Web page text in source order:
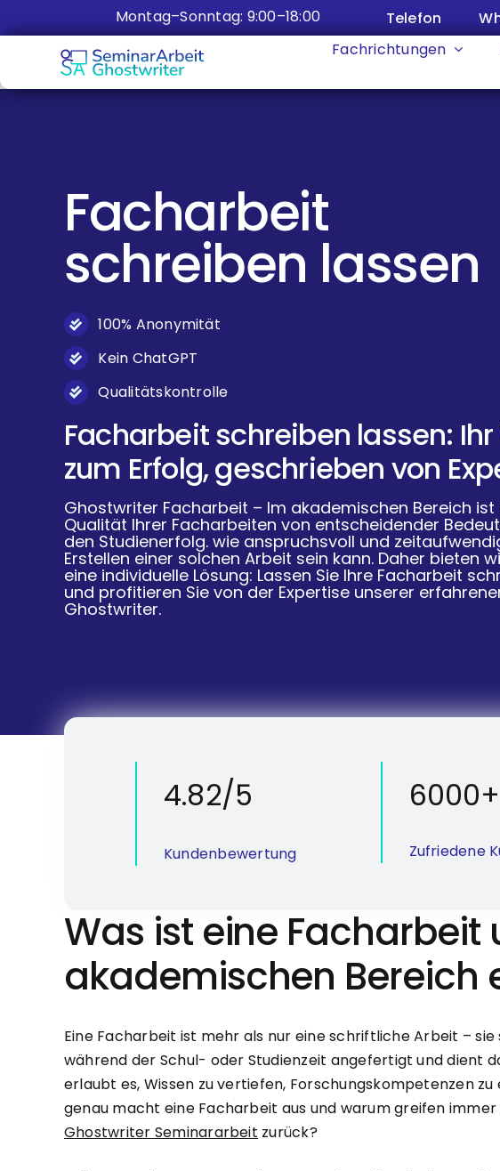
Inhalt
springen
Montag–Sonntag: 9:00–18:00 Telefon
Fachrichtungen
Facharbeit
schreiben lassen
100% Anonymität
Kein ChatGPT
Qualitätskontrolle
Facharbeit schreiben lassen:
zum Erfolg, geschrieben von
Ghostwriter Facharbeit – Im akademischen Bereich ist
Qualität Ihrer Facharbeiten von entscheidender
den Studienerfolg. wie anspruchsvoll und
Erstellen einer solchen Arbeit sein kann. Daher bieten
eine individuelle Lösung: Lassen Sie Ihre Facharbeit
und profitieren Sie von der Expertise unserer
Ghostwriter.
4.82/5
Kundenbewertung
6000+
Zufriedene
Was ist eine
akademischen Bereich
Eine Facharbeit ist mehr als nur eine schriftliche Arbeit –
während der Schul- oder Studienzeit angefertigt und dient
erlaubt es, Wissen zu vertiefen, Forschungskompetenzen
genau macht eine Facharbeit aus und warum greifen
Ghostwriter Seminararbeit zurück?